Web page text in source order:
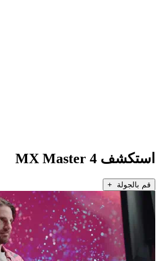
استكشف MX Master 4
قم بالجولة +